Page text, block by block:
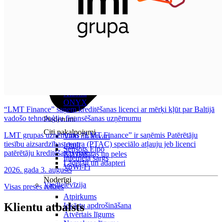
Citi pakalpojumi
Sensors Elpo
Interneta sargs
VoWi-Fi
Viedtelevīzija
Xiaomi
ONYX
Piederumi
Vāki un ietvari
Irbuļi
Klaviatūras un peles
Lādētāji un adapteri
Noderīgi
Atpirkums
Iekārtu apdrošināšana
Atvērtais līgums
“LMT Finance” saņem kreditēšanas licenci ar mērķi kļūt par Baltijā
vadošo tehnoloģiju finansēšanas uzņēmumu
LMT grupas uzņēmums “LMT Finance” ir saņēmis Patērētāju
tiesību aizsardzības centra (PTAC) speciālo atļauju jeb licenci
patērētāju kreditēšanas pak...
2026. gada 3. augusts
Visas preses relīzes
Klientu atbalsts